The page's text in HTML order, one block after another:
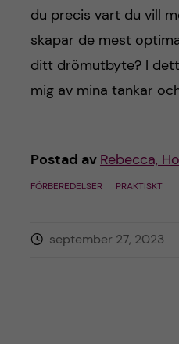
du precis vart du vill
skapar de mest
ditt drömutbyte? I
mig av mina tankar
Postad av Rebecca,
FÖRBEREDELSER PRAKTISKT
september 27, 2023